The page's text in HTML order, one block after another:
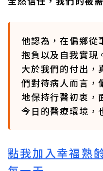
他認為，在偏鄉從
抱負以及自我實現
大於我們的付出，
們對待病人而言，
地保持行醫初衷，
今日的醫療環境，
點我加入幸福熟